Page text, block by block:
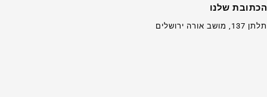
הכתובת שלנו
תלתן 137, מושב אורה ירושלים